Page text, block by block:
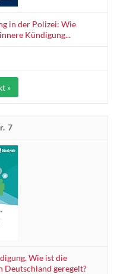
in der Polizei: Wie
Kündigung...
»
7
Wie ist die
Deutschland geregelt?